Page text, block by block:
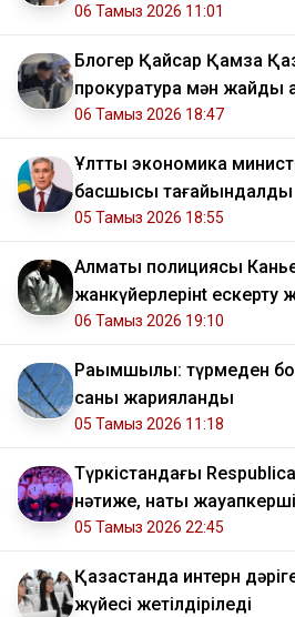
06 Тамыз 2026 11:01
Блогер Қайсар Қамза
прокуратура мән жайды
06 Тамыз 2026 18:47
Ұлттық экономика
басшысы тағайындалды
05 Тамыз 2026 18:55
Алматы полициясы
жанкүйерлерінt ескерту
06 Тамыз 2026 19:10
Рақымшылық: түрмеден
саны жарияланды
05 Тамыз 2026 11:18
Түркістандағы
нәтиже, нақты
05 Тамыз 2026 22:45
Қазақстанда интерн
жүйесі жетілдіріледі